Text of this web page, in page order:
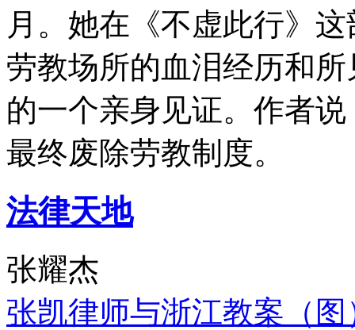
月。她在《不虚此行》
劳教场所的血泪经历和
的一个亲身见证。作者
最终废除劳教制度。
法律天地
张耀杰
张凯律师与浙江教案（图